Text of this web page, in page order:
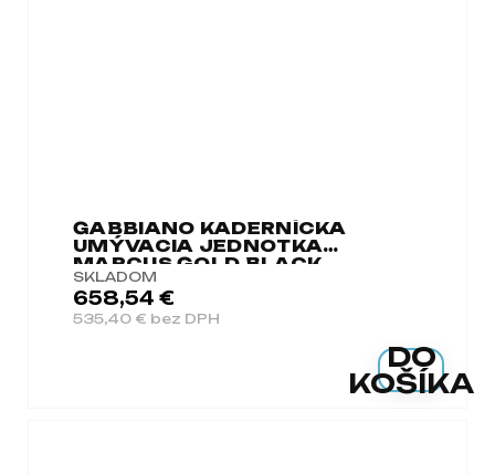
GABBIANO KADERNÍCKA
UMÝVACIA JEDNOTKA
MARCUS GOLD BLACK
SKLADOM
535,40 € bez DPH
658,54 €
DO
KOŠÍKA